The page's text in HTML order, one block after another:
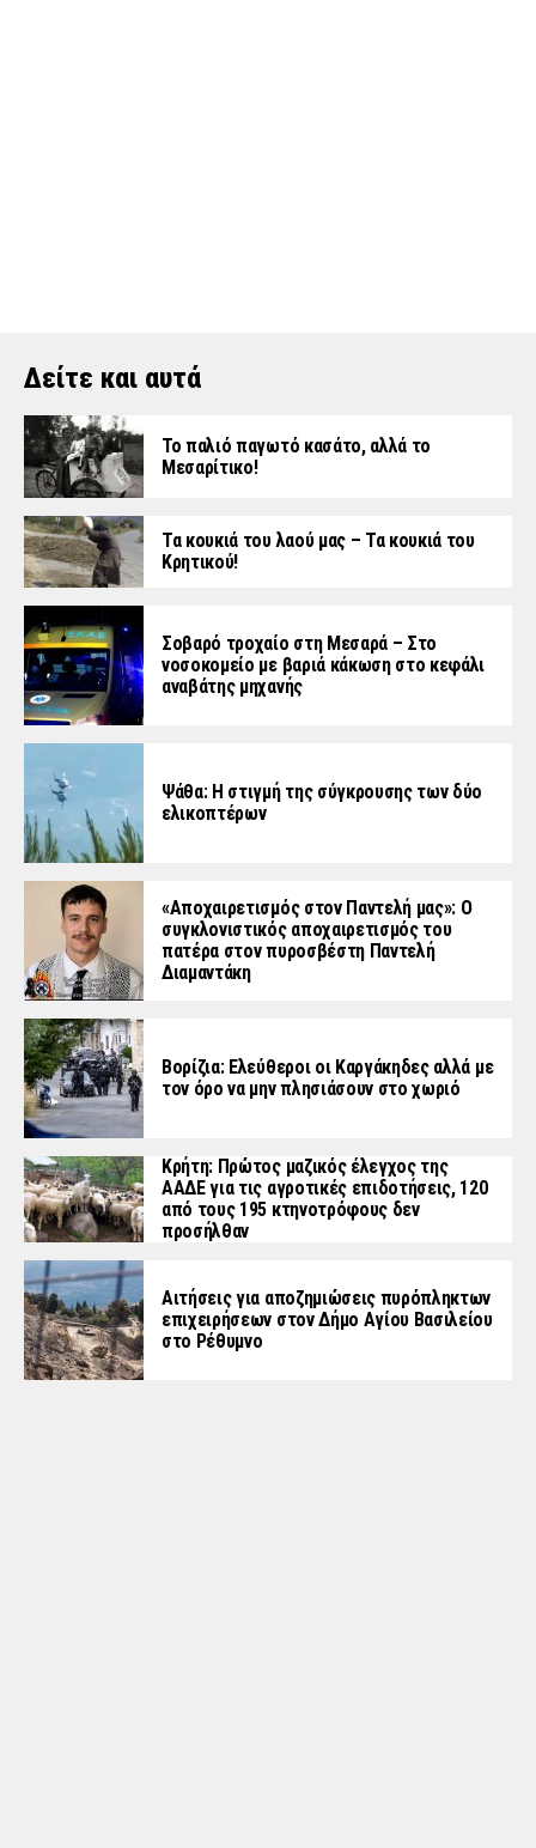
Δείτε και αυτά
Το παλιό παγωτό κασάτο, αλλά το
Μεσαρίτικο!
Τα κουκιά του λαού μας – Τα κουκιά του
Κρητικού!
Σοβαρό τροχαίο στη Μεσαρά – Στο
νοσοκομείο με βαριά κάκωση στο κεφάλι
αναβάτης μηχανής
Ψάθα: Η στιγμή της σύγκρουσης των δύο
ελικοπτέρων
«Aποχαιρετισμός στον Παντελή μας»: Ο
συγκλονιστικός αποχαιρετισμός του
πατέρα στον πυροσβέστη Παντελή
Διαμαντάκη
Βορίζια: Ελεύθεροι οι Καργάκηδες αλλά με
τον όρο να μην πλησιάσουν στο χωριό
Κρήτη: Πρώτος μαζικός έλεγχος της
ΑΑΔΕ για τις αγροτικές επιδοτήσεις, 120
από τους 195 κτηνοτρόφους δεν
προσήλθαν
Αιτήσεις για αποζημιώσεις πυρόπληκτων
επιχειρήσεων στον Δήμο Αγίου Βασιλείου
στο Ρέθυμνο